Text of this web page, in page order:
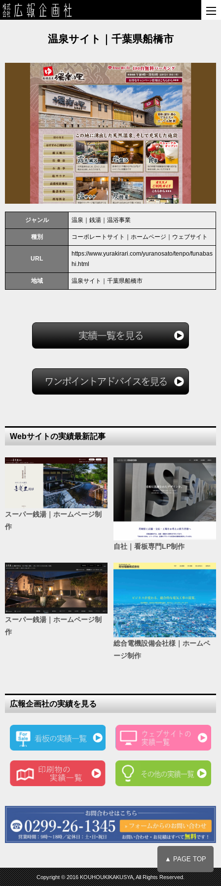
温泉サイト｜千葉県船橋市
ジャンル 温泉｜銭湯｜温浴事業
種別 コーポレートサイト｜ホームページ｜ウェブサイト
URL
https://www.yurakirari.com/yuranosato/tenpo/funabas
hi.html
地域 温泉サイト｜千葉県船橋市
Webサイトの実績最新記事
スーパー銭湯｜ホームページ制
作
自社｜看板専門LP制作
スーパー銭湯｜ホームページ制
作
総合電機設備会社様｜ホームペ
ージ制作
広報企画社の実績を見る
▲ PAGE TOP
Copyright © 2016 KOUHOUKIKAKUSYA, All Rights Reserved.